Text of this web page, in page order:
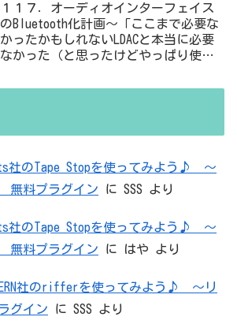
１１７．オーディオインターフェイス
のBluetooth化計画～「ここまで必要な
かったかもしれないLDACと本当に必要
なかった（と思ったけどやっぱり使っ
無駄を重ねた結論はシンプルだった
社のTape Stopを使ってみよう♪ ～
無料プラグイン に SSS より
社のTape Stopを使ってみよう♪ ～
無料プラグイン に はや より
社のrifferを使ってみよう♪ ～リ
グイン に SSS より